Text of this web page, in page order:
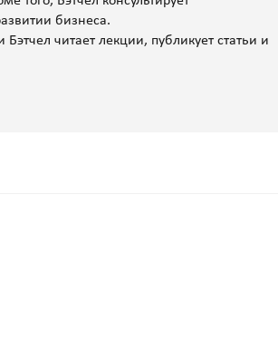
бизнеса.
читает лекции, публикует статьи и